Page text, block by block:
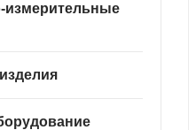
измерительные